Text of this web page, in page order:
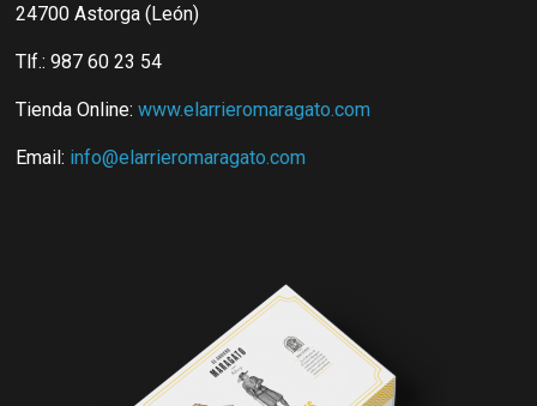
24700 Astorga (León)
Tlf.: 987 60 23 54
Tienda Online:www.elarrieromaragato.com
Email: info@elarrieromaragato.com